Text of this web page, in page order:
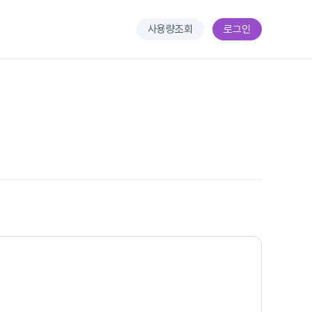
사용량조회 로그인